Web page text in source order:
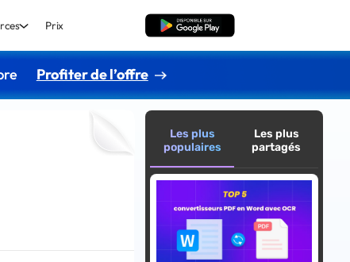
Prix TÉLÉCHARGER
Profiter de l’offre
Les plus
populaires
Les plus
partagés